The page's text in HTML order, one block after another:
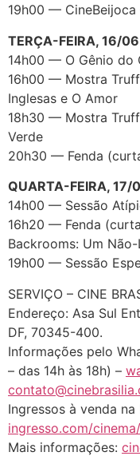
19h00 —
TERÇA-FEIRA, 16/06
14h00 — O Gênio do
16h00 — Mostra
Inglesas e O Amor
18h30 — Mostra
Verde
20h30 — Fenda
QUARTA-FEIRA, 17/
14h00 — Sessão
16h20 — Fenda
Backrooms: Um
19h00 — Sessão
SERVIÇO – CINE
Endereço: Asa Sul
DF, 70345-400.
Informações pelo
– das 14h às 18h) –
Ingressos à venda
ingresso.com/
Mais informações: